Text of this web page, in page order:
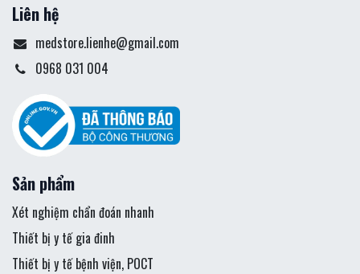
Liên hệ
medstore.lienhe@gmail.com
0968 031 004
Sản phẩm
Xét nghiệm chẩn đoán nhanh
Thiết bị y tế gia đinh
Thiết bị y tế bệnh viện, POCT